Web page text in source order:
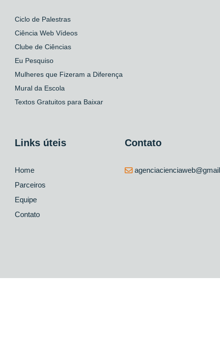
Ciclo de Palestras
Ciência Web Vídeos
Clube de Ciências
Eu Pesquiso
Mulheres que Fizeram a Diferença
Mural da Escola
Textos Gratuitos para Baixar
Links úteis
Home
Parceiros
Equipe
Contato
Contato